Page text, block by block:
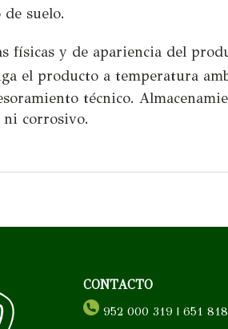
suelo.
físicas y de apariencia del
el producto a temperatura
técnico.
ni corrosivo.
CONTACTO
952 000 319 | 651